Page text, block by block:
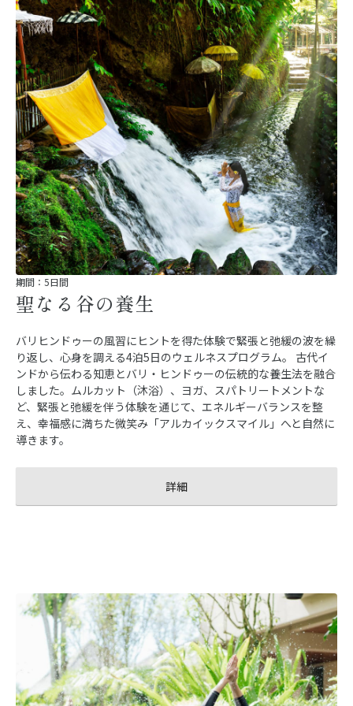
期間：5日間
聖なる谷の養生
バリヒンドゥーの風習にヒントを得た体験で緊張と弛緩の波を繰
り返し、心身を調える4泊5日のウェルネスプログラム。 古代イ
ンドから伝わる知恵とバリ・ヒンドゥーの伝統的な養生法を融合
しました。ムルカット（沐浴）、ヨガ、スパトリートメントな
ど、緊張と弛緩を伴う体験を通じて、エネルギーバランスを整
え、幸福感に満ちた微笑み「アルカイックスマイル」へと自然に
導きます。
詳細